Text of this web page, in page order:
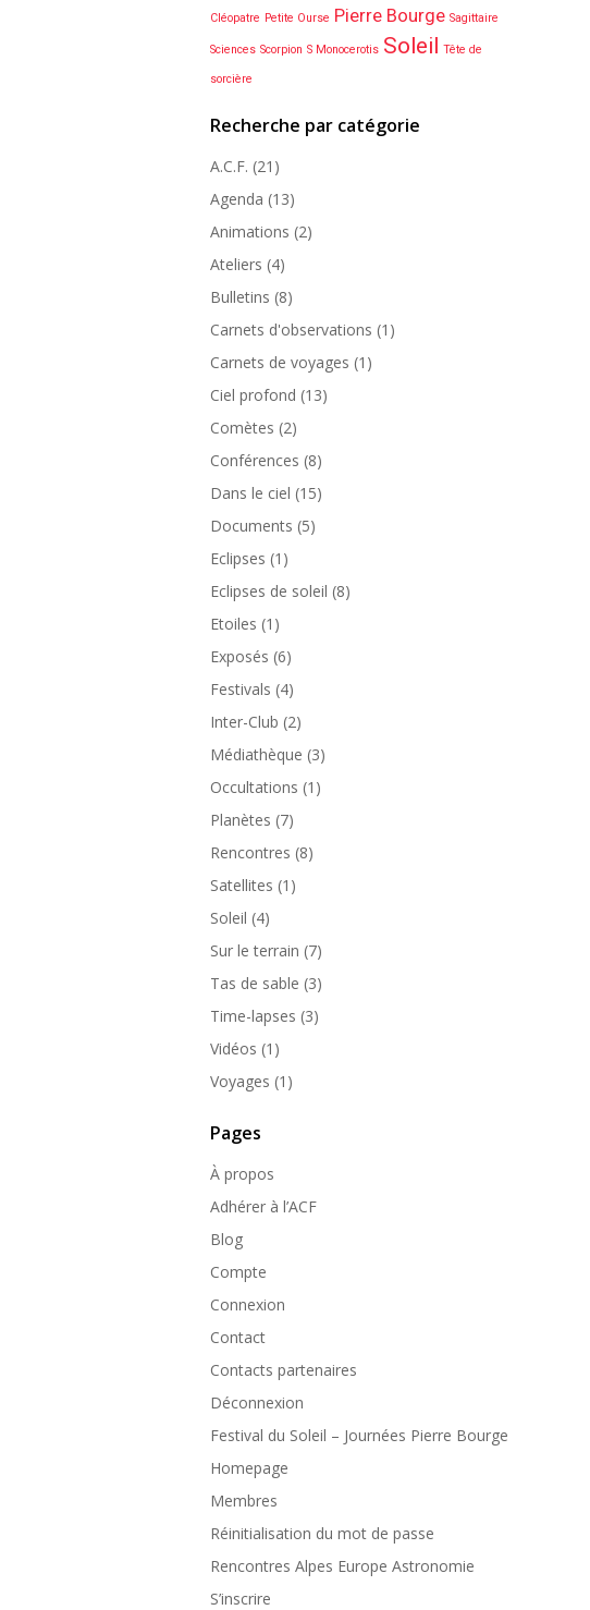
Cléopatre Petite Ourse Pierre Bourge Sagittaire
Sciences Scorpion S Monocerotis Soleil Tête de
sorcière
Recherche par catégorie
A.C.F. (21)
Agenda (13)
Animations (2)
Ateliers (4)
Bulletins (8)
Carnets d'observations (1)
Carnets de voyages (1)
Ciel profond (13)
Comètes (2)
Conférences (8)
Dans le ciel (15)
Documents (5)
Eclipses (1)
Eclipses de soleil (8)
Etoiles (1)
Exposés (6)
Festivals (4)
Inter-Club (2)
Médiathèque (3)
Occultations (1)
Planètes (7)
Rencontres (8)
Satellites (1)
Soleil (4)
Sur le terrain (7)
Tas de sable (3)
Time-lapses (3)
Vidéos (1)
Voyages (1)
Pages
À propos
Adhérer à l’ACF
Blog
Compte
Connexion
Contact
Contacts partenaires
Déconnexion
Festival du Soleil – Journées Pierre Bourge
Homepage
Membres
Réinitialisation du mot de passe
Rencontres Alpes Europe Astronomie
S’inscrire